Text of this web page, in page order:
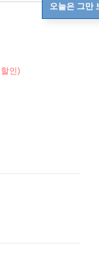
오늘은 그만
인)